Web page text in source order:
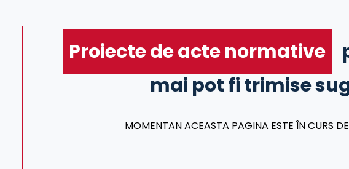
Proiecte de acte normative
mai pot fi trimise
MOMENTAN ACEASTA PAGINA ESTE ÎN CURS